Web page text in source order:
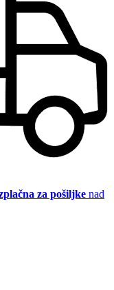
za pošiljke nad